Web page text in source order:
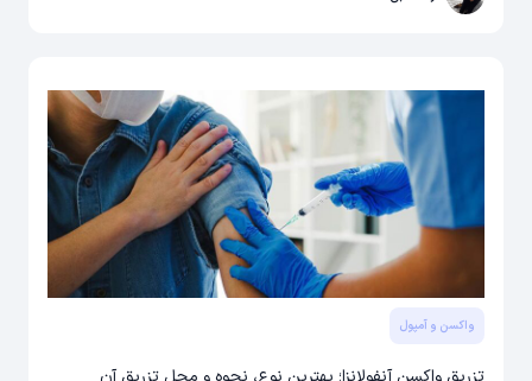
واکسن و آمپول